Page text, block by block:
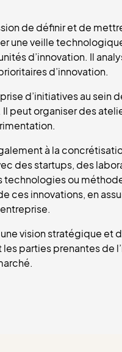
de définir et de
une veille
d’innovation. Il
d’innovation.
d’initiatives au sein
peut organiser des
à la
des startups, des
ou
innovations, en
une vision stratégique
parties prenantes de